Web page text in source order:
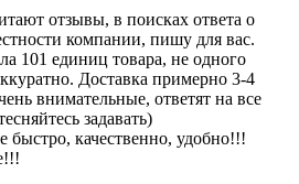
отзывы, в поисках ответа о
компании, пишу для вас.
101 единиц товара, не одного
Доставка примерно 3-4
внимательные, ответят на все
задавать)
быстро, качественно, удобно!!!